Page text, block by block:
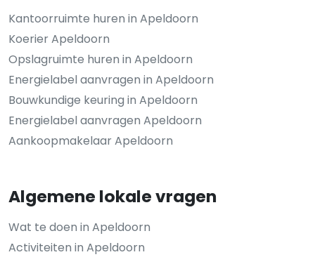
Kantoorruimte huren in Apeldoorn
Koerier Apeldoorn
Opslagruimte huren in Apeldoorn
Energielabel aanvragen in Apeldoorn
Bouwkundige keuring in Apeldoorn
Energielabel aanvragen Apeldoorn
Aankoopmakelaar Apeldoorn
Algemene lokale vragen
Wat te doen in Apeldoorn
Activiteiten in Apeldoorn